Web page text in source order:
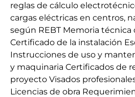
reglas de cálculo
cargas eléctricas en centros,
según REBT Memoria técnica
Certificado de la instalación
Instrucciones de uso y
y maquinaria Certificados de
proyecto Visados
Licencias de obra